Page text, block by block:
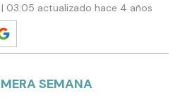
03:05 actualizado hace 4 años
SEMANA